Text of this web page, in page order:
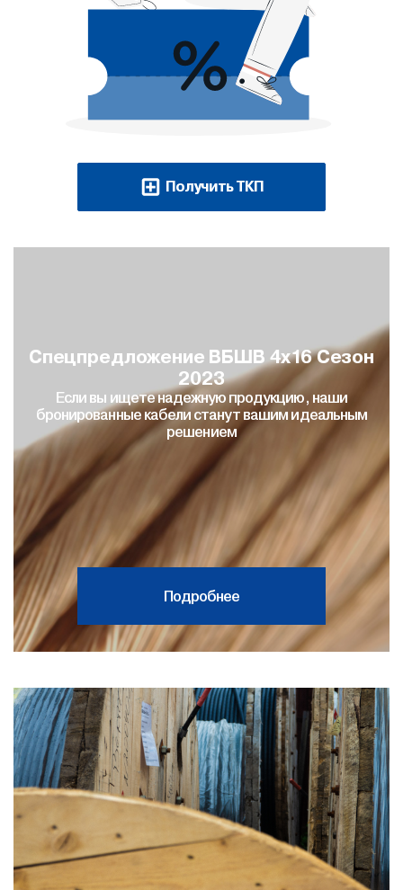
Получить ТКП
Спецпредложение ВБШВ 4х16 Сезон
2023
Если вы ищете надежную продукцию, наши
бронированные кабели станут вашим идеальным
решением
Подробнее